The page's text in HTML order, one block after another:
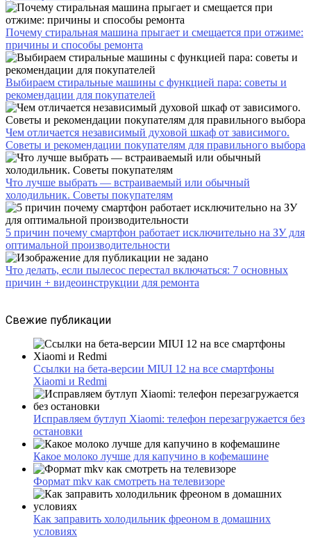
Почему стиральная машина прыгает и смещается при отжиме:
причины и способы ремонта
Выбираем стиральные машины с функцией пара: советы и
рекомендации для покупателей
Чем отличается независимый духовой шкаф от зависимого.
Советы и рекомендации покупателям для правильного выбора
Что лучше выбрать — встраиваемый или обычный
холодильник. Советы покупателям
5 причин почему смартфон работает исключительно на ЗУ для
оптимальной производительности
Что делать, если пылесос перестал включаться: 7 основных
причин + видеоинструкции для ремонта
Свежие публикации
Ссылки на бета-версии MIUI 12 на все смартфоны
Xiaomi и Redmi
Исправляем бутлуп Xiaomi: телефон перезагружается без
остановки
Какое молоко лучше для капучино в кофемашине
Формат mkv как смотреть на телевизоре
Как заправить холодильник фреоном в домашних
условиях